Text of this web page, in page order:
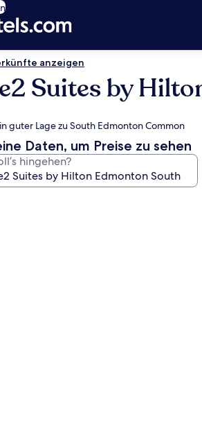
anzeigen
Suites by
guter Lage zu South Edmonton Common
Daten, um Preise zu sehen
hingehen?